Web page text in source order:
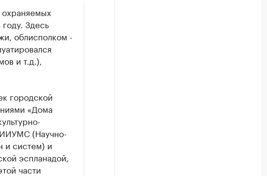
Здесь
облисполком -
и т.д.),
городской
«Дома
(Научно-
и систем) и
эспланадой,
части